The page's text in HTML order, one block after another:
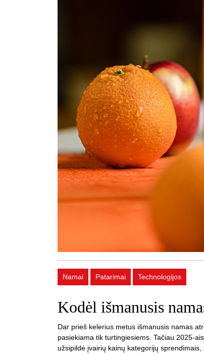
Namai Patarimai Technologijos
Kodėl išmanusis
Dar prieš kelerius metus išmanusis namas
pasiekiama tik turtingiesiems. Tačiau 2025-
užsipildė įvairių kainų kategorijų